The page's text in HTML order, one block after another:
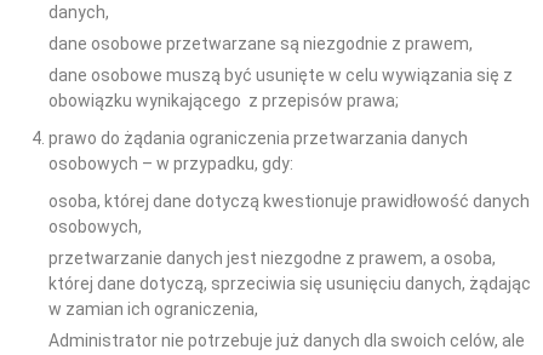
danych,
dane osobowe przetwarzane są niezgodnie z prawem,
dane osobowe muszą być usunięte w celu wywiązania się z
obowiązku wynikającego z przepisów prawa;
prawo do żądania ograniczenia przetwarzania danych
osobowych – w przypadku, gdy:
osoba, której dane dotyczą kwestionuje prawidłowość danych
osobowych,
przetwarzanie danych jest niezgodne z prawem, a osoba,
której dane dotyczą, sprzeciwia się usunięciu danych, żądając
w zamian ich ograniczenia,
Administrator nie potrzebuje już danych dla swoich celów, ale